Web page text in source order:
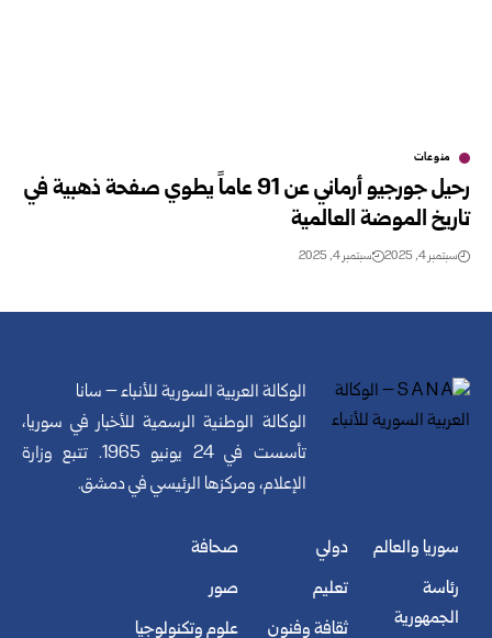
منوعات
رحيل جورجيو أرماني عن 91 عاماً يطوي صفحة ذهبية في
تاريخ الموضة العالمية
سبتمبر 4, 2025 سبتمبر 4, 2025
الوكالة العربية السورية للأنباء – سانا
الوكالة الوطنية الرسمية للأخبار في سوريا،
تأسست في 24 يونيو 1965. تتبع وزارة
الإعلام، ومركزها الرئيسي في دمشق.
سوريا والعالم
رئاسة
الجمهورية
دولي
تعليم
ثقافة وفنون
صحافة
صور
علوم وتكنولوجيا